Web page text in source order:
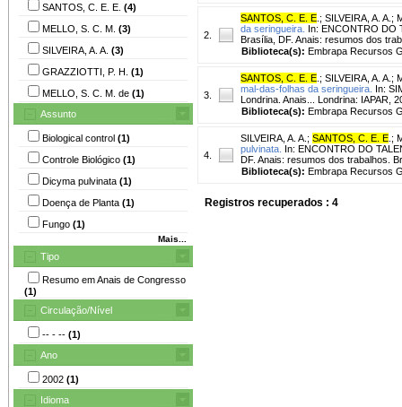
SANTOS, C. E. E. (4)
MELLO, S. C. M. (3)
SILVEIRA, A. A. (3)
GRAZZIOTTI, P. H. (1)
MELLO, S. C. M. de (1)
Assunto
Biological control (1)
Controle Biológico (1)
Dicyma pulvinata (1)
Doença de Planta (1)
Fungo (1)
Mais...
Tipo
Resumo em Anais de Congresso
(1)
Circulação/Nível
-- - -- (1)
Ano
2002 (1)
Idioma
2.
SANTOS, C. E. E ; SILVEIRA, A. A. ;
da seringueira. In: ENCONTRO DO
Brasília, DF. Anais: resumos dos
Biblioteca(s): Embrapa Recursos
3.
SANTOS, C. E. E ; SILVEIRA, A. A. ;
mal-das-folhas da seringueira. In:
Londrina. Anais... Londrina: IAPAR,
Biblioteca(s): Embrapa Recursos
4.
SILVEIRA, A. A. ; SANTOS, C. E. E ;
pulvinata. In: ENCONTRO DO
DF. Anais: resumos dos trabalhos.
Biblioteca(s): Embrapa Recursos
Registros recuperados : 4